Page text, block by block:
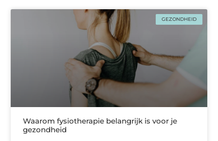
GEZONDHEID
Waarom fysiotherapie belangrijk is voor je
gezondheid